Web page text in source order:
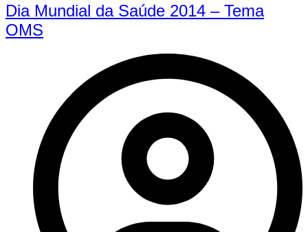
Dia Mundial da Saúde 2014 – Tema
OMS